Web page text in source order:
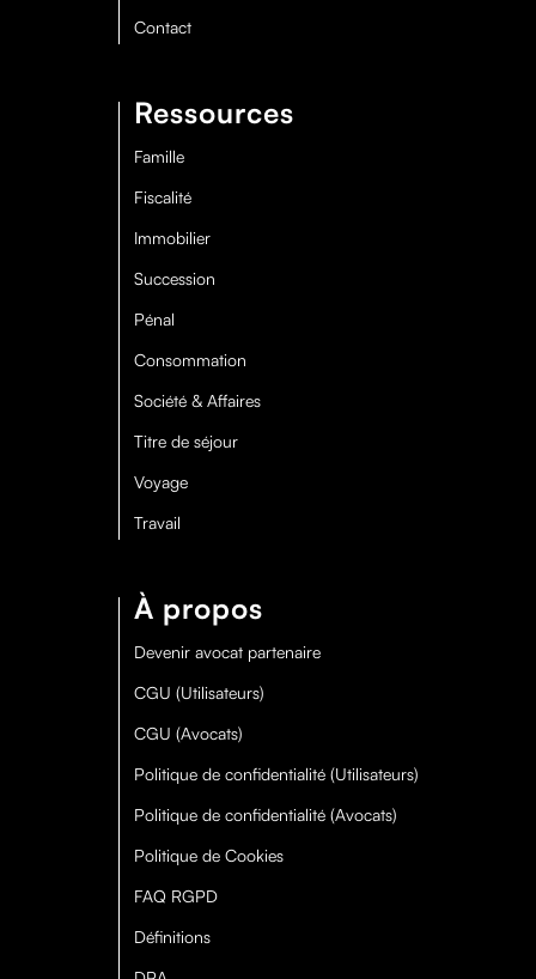
Contact
Ressources
Famille
Fiscalité
Immobilier
Succession
Pénal
Consommation
Société & Affaires
Titre de séjour
Voyage
Travail
À propos
Devenir avocat partenaire
CGU (Utilisateurs)
CGU (Avocats)
Politique de confidentialité (Utilisateurs)
Politique de confidentialité (Avocats)
Politique de Cookies
FAQ RGPD
Définitions